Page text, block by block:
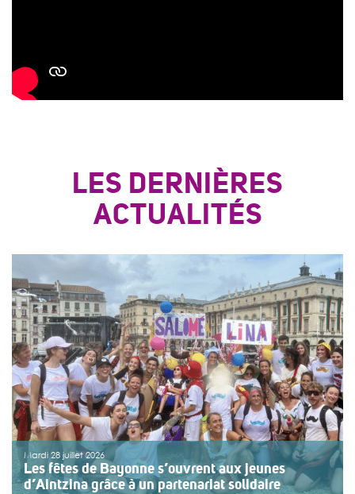
LES DERNIÈRES
ACTUALITÉS
Mardi 28 juillet 2026
Les fêtes de Bayonne s’ouvrent aux jeunes
d’Aintzina grâce à un partenariat solidaire